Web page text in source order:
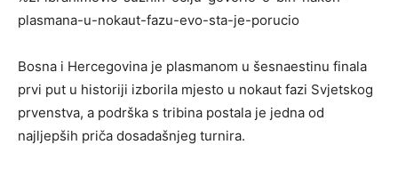
plasmana-u-nokaut-fazu-evo-sta-je-porucio
Bosna i Hercegovina je plasmanom u šesnaestinu finala
prvi put u historiji izborila mjesto u nokaut fazi Svjetskog
prvenstva, a podrška s tribina postala je jedna od
najljepših priča dosadašnjeg turnira.